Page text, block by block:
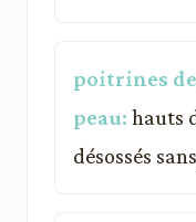
poitrines de
peau: hauts
désossés